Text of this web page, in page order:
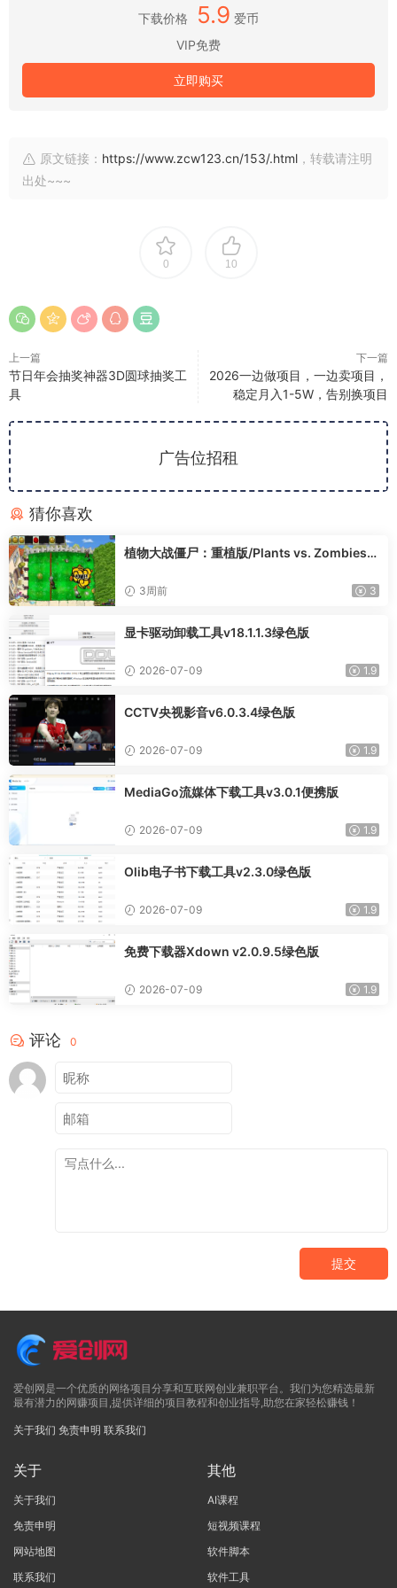
下载价格 5.9 爱币
VIP免费
立即购买
原文链接： https://www.zcw123.cn/153/.html ，转载请注明
出处~~~
0 10
上一篇
节日年会抽奖神器3D圆球抽奖工
具
下一篇
2026一边做项目，一边卖项目，
稳定月入1-5W，告别换项目
广告位招租
猜你喜欢
植物大战僵尸：重植版/Plants vs. Zombies:
3周前 3
显卡驱动卸载工具v18.1.1.3绿色版
2026-07-09 1.9
CCTV央视影音v6.0.3.4绿色版
2026-07-09 1.9
MediaGo流媒体下载工具v3.0.1便携版
2026-07-09 1.9
Olib电子书下载工具v2.3.0绿色版
2026-07-09 1.9
免费下载器Xdown v2.0.9.5绿色版
2026-07-09 1.9
评论 0
提交
爱创网是一个优质的网络项目分享和互联网创业兼职平台。我们为您精选最新
最有潜力的网赚项目,提供详细的项目教程和创业指导,助您在家轻松赚钱！
关于我们 免责申明 联系我们
关于
关于我们
免责申明
网站地图
联系我们
其他
AI课程
短视频课程
软件脚本
软件工具